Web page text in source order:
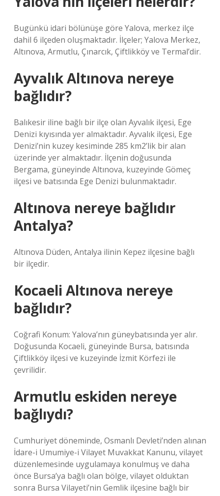
Bugünkü idari bölünüşe göre Yalova, merkez ilçe
dahil 6 ilçeden oluşmaktadır. İlçeler; Yalova Merkez,
Altınova, Armutlu, Çınarcık, Çiftlikköy ve Termal’dir.
Ayvalık Altınova nereye
bağlıdır?
Balıkesir iline bağlı bir ilçe olan Ayvalık ilçesi, Ege
Denizi kıyısında yer almaktadır. Ayvalık ilçesi, Ege
Denizi’nin kuzey kesiminde 285 km2’lik bir alan
üzerinde yer almaktadır. İlçenin doğusunda
Bergama, güneyinde Altınova, kuzeyinde Gömeç
ilçesi ve batısında Ege Denizi bulunmaktadır.
Altınova nereye bağlıdır
Antalya?
Altınova Düden, Antalya ilinin Kepez ilçesine bağlı
bir ilçedir.
Kocaeli Altınova nereye
bağlıdır?
Coğrafi Konum: Yalova’nın güneybatısında yer alır.
Doğusunda Kocaeli, güneyinde Bursa, batısında
Çiftlikköy ilçesi ve kuzeyinde İzmit Körfezi ile
çevrilidir.
Armutlu eskiden nereye
bağlıydı?
Cumhuriyet döneminde, Osmanlı Devleti’nden alınan
İdare-i Umumiye-i Vilayet Muvakkat Kanunu, vilayet
düzenlemesinde uygulamaya konulmuş ve daha
önce Bursa’ya bağlı olan bölge, vilayet olduktan
sonra Bursa Vilayeti’nin Gemlik ilçesine bağlı bir